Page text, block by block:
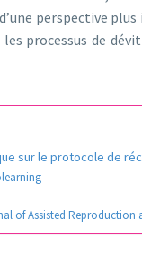
perspective
processus de
sur le protocole de
of Assisted